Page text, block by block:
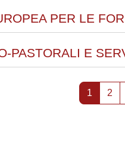
PER LE
PASTORALI E
1 Pagina
2